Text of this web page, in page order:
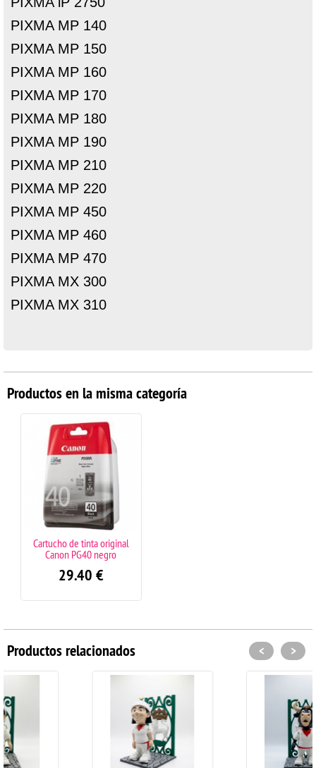
PIXMA MP 140
PIXMA MP 150
PIXMA MP 160
PIXMA MP 170
PIXMA MP 180
PIXMA MP 190
PIXMA MP 210
PIXMA MP 220
PIXMA MP 450
PIXMA MP 460
PIXMA MP 470
PIXMA MX 300
PIXMA MX 310
Productos en la misma categoría
Cartucho de tinta original
Canon PG40 negro
29.40 €
Productos relacionados < >